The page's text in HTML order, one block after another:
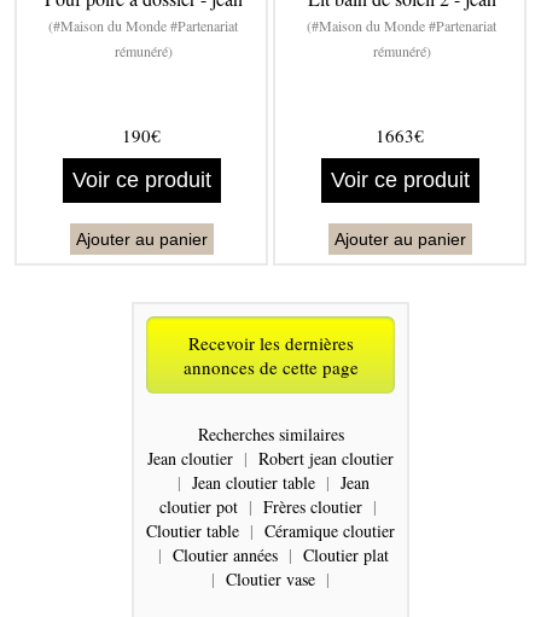
(#Maison du Monde #Partenariat
rémunéré)
190€
Voir ce produit
Ajouter au panier
(#Maison du Monde #Partenariat
rémunéré)
1663€
Voir ce produit
Ajouter au panier
Recevoir les dernières
annonces de cette page
Recherches similaires
Jean cloutier | Robert jean cloutier
| Jean cloutier table | Jean
cloutier pot | Frères cloutier |
Cloutier table | Céramique cloutier
| Cloutier années | Cloutier plat
| Cloutier vase |